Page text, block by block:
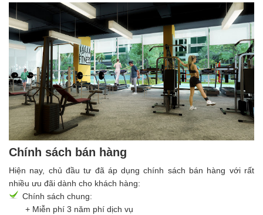
Chính sách bán hàng
Hiện nay, chủ đầu tư đã áp dụng chính sách bán hàng với rất
nhiều ưu đãi dành cho khách hàng:
Chính sách chung:
+ Miễn phí 3 năm phí dịch vụ